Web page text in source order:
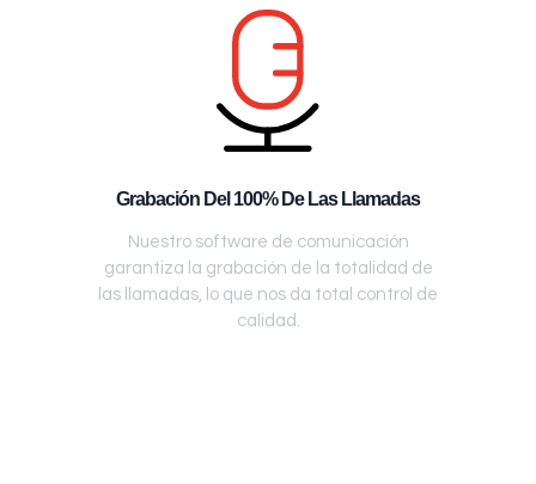
Grabación Del 100% De Las Llamadas
Nuestro software de comunicación
garantiza la grabación de la totalidad de
las llamadas, lo que nos da total control de
calidad.